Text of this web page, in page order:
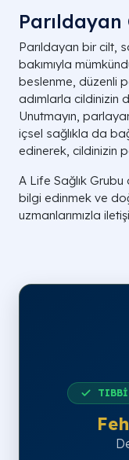
Parıldayan bir cilt,
bakımıyla
beslenme, düzenli
adımlarla cildinizin
Unutmayın,
içsel sağlıkla da
edinerek, cildinizin
A Life Sağlık
bilgi edinmek ve
uzmanlarımızla
TIBBİ